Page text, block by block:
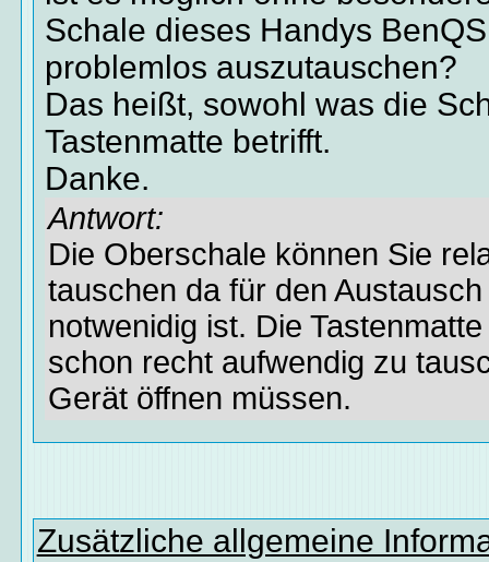
Schale dieses Handys
problemlos auszutauschen?
Das heißt, sowohl was die
Tastenmatte betrifft.
Danke.
Antwort:
Die Oberschale können Sie
tauschen da für den
notwenidig ist. Die
schon recht aufwendig zu
Gerät öffnen müssen.
Zusätzliche allgemeine